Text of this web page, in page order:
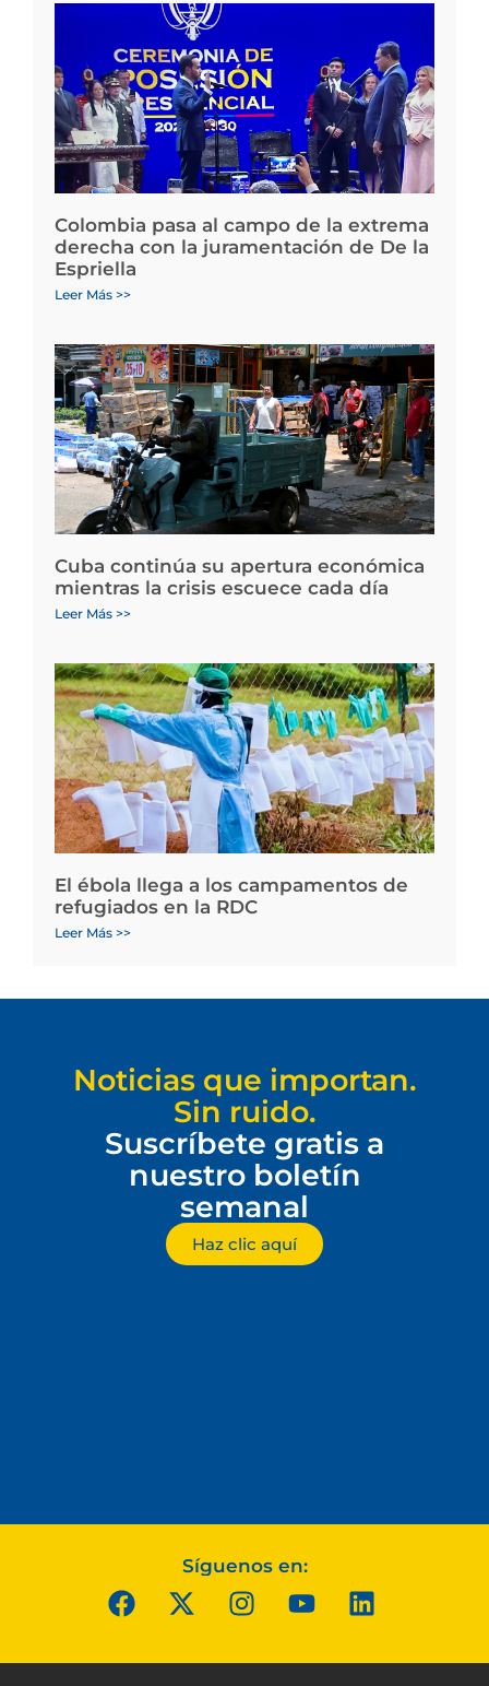
Colombia pasa al campo de la extrema
derecha con la juramentación de De la
Espriella
Leer Más >>
Cuba continúa su apertura económica
mientras la crisis escuece cada día
Leer Más >>
El ébola llega a los campamentos de
refugiados en la RDC
Leer Más >>
Noticias que importan.
Sin ruido.
Suscríbete gratis a
nuestro boletín
semanal
Haz clic aquí
Síguenos en: